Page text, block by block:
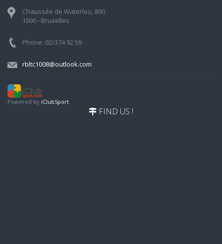
Chaussée de Waterloo, 890
1000 - Bruxelles
Phone: 02/374 92 59
rbltc1008@outlook.com
Powered by iClubSport
FIND US !